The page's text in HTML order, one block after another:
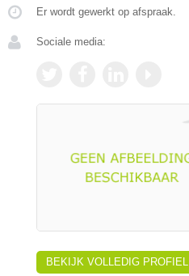
Er wordt gewerkt op afspraak.
Sociale media:
BEKIJK VOLLEDIG PROFIEL